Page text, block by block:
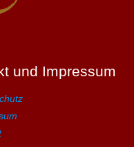
und Impressum